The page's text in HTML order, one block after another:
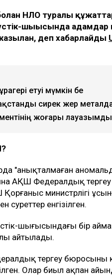
НЛО туралы
шығысында адамдар
деп хабарлайды
етуі мүмкін бе
сирек жер
жоғары лауазымды
"анықталмаған
АҚШ Федералдық
министрлігі
суреттер енгізілген.
шығысындағы бір
айтылады.
тергеу бюросының
Олар биыл ақпан